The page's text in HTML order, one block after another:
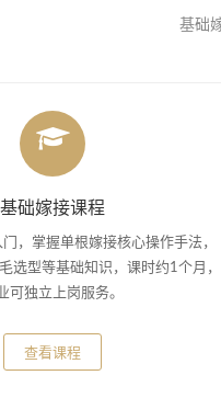
基础
基础嫁接课程
，掌握单根嫁接核心操作手法，
选型等基础知识，课时约1个月，
可独立上岗服务。
查看课程